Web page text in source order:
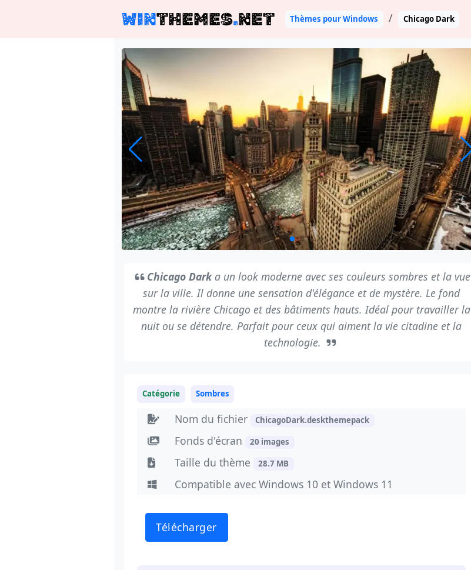
WINTHEMES.NET Thèmes pour Windows Chicago Dark
Chicago Darka un look moderne avec ses couleurs sombres et la vue
sur la ville. Il donne une sensation d'élégance et de mystère. Le fond
montre la rivière Chicago et des bâtiments hauts. Idéal pour travailler la
nuit ou se détendre. Parfait pour ceux qui aiment la vie citadine et la
technologie.
Catégorie Sombres
Nom du fichier ChicagoDark.deskthemepack
Fonds d'écran 20 images
Taille du thème 28.7 MB
Compatible avec Windows 10 et Windows 11
Télécharger